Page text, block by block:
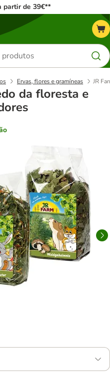
partir de 39€**
Ervas, flores e gramíneas JR
da floresta e